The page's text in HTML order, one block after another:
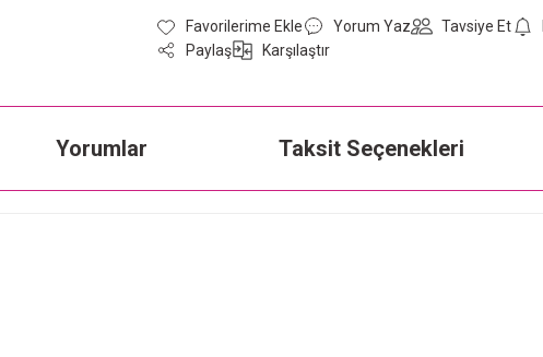
Yorum Yaz Tavsiye Et
Paylaş
Karşılaştır
Yorumlar Taksit Seçenekleri